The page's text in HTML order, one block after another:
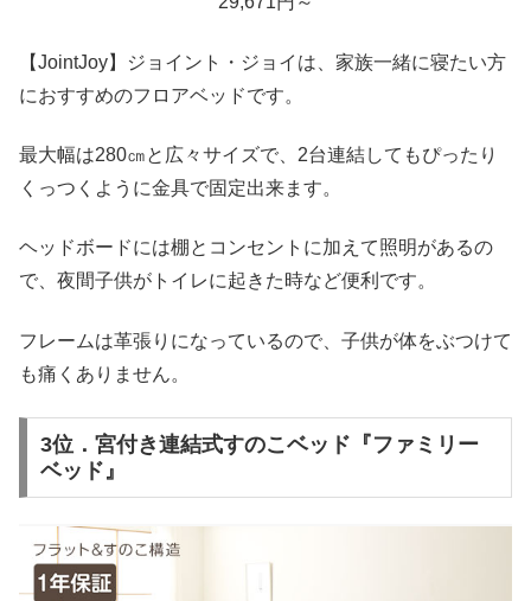
【JointJoy】ジョイント・ジョイは、家族一緒に寝たい方
におすすめのフロアベッドです。
最大幅は280㎝と広々サイズで、2台連結してもぴったり
くっつくように金具で固定出来ます。
ヘッドボードには棚とコンセントに加えて照明があるの
で、夜間子供がトイレに起きた時など便利です。
フレームは革張りになっているので、子供が体をぶつけて
も痛くありません。
3位．宮付き連結式すのこベッド『ファミリー
ベッド』